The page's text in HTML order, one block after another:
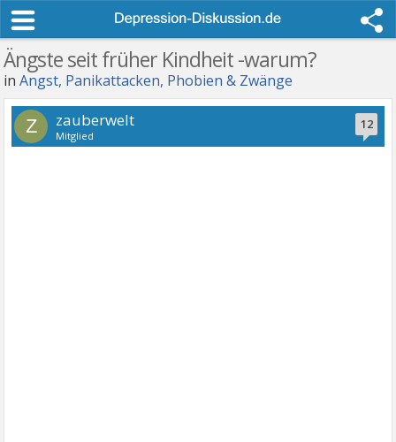
Ängste seit früher Kindheit -warum?
inAngst, Panikattacken, Phobien & Zwänge
12
Z zauberwelt
Mitglied